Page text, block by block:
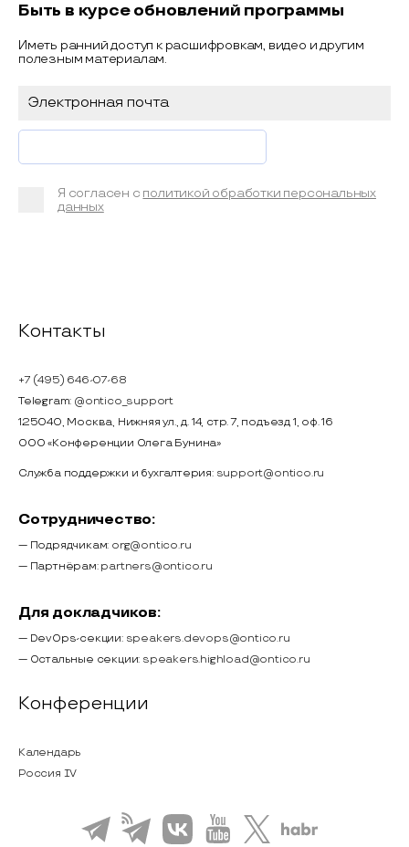
Быть в курсе обновлений программы
Иметь ранний доступ к расшифровкам, видео и другим
полезным материалам.
Я согласен с политикой обработки персональных
данных
Контакты
+7 (495) 646-07-68
Telegram: @ontico_support
125040, Москва, Нижняя ул., д. 14, стр. 7, подъезд 1, оф. 16
ООО «Конференции Олега Бунина»
Служба поддержки и бухгалтерия: support@ontico.ru
Сотрудничество:
— Подрядчикам: org@ontico.ru
— Партнёрам: partners@ontico.ru
Для докладчиков:
— DevOps-секции: speakers.devops@ontico.ru
— Остальные секции: speakers.highload@ontico.ru
Конференции
Календарь
Россия IV